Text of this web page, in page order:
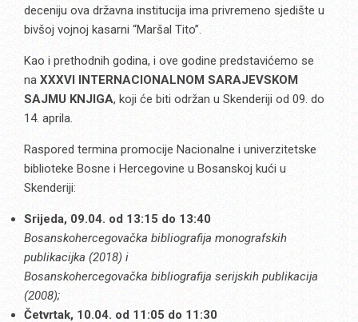
deceniju ova državna institucija ima privremeno sjedište u
bivšoj vojnoj kasarni “Maršal Tito”.
Kao i prethodnih godina, i ove godine predstavićemo se
na XXXVI INTERNACIONALNOM SARAJEVSKOM
SAJMU KNJIGA, koji će biti održan u Skenderiji od 09. do
14. aprila.
Raspored termina promocije Nacionalne i univerzitetske
biblioteke Bosne i Hercegovine u Bosanskoj kući u
Skenderiji:
Srijeda, 09.04. od 13:15 do 13:40
Bosanskohercegovačka bibliografija monografskih
publikacijka (2018) i
Bosanskohercegovačka bibliografija serijskih publikacija
(2008);
Četvrtak, 10.04. od 11:05 do 11:30